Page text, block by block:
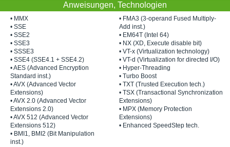
Anweisungen, Technologien
• MMX
• SSE
• SSE2
• SSE3
• SSSE3
• SSE4 (SSE4.1 + SSE4.2)
• AES (Advanced Encryption
Standard inst.)
• AVX (Advanced Vector
Extensions)
• AVX 2.0 (Advanced Vector
Extensions 2.0)
• AVX 512 (Advanced Vector
Extensions 512)
• BMI1, BMI2 (Bit Manipulation
inst.)
• FMA3 (3-operand Fused Multiply-
Add inst.)
• EM64T (Intel 64)
• NX (XD, Execute disable bit)
• VT-x (Virtualization technology)
• VT-d (Virtualization for directed I/O)
• Hyper-Threading
• Turbo Boost
• TXT (Trusted Execution tech.)
• TSX (Transactional Synchronization
Extensions)
• MPX (Memory Protection
Extensions)
• Enhanced SpeedStep tech.